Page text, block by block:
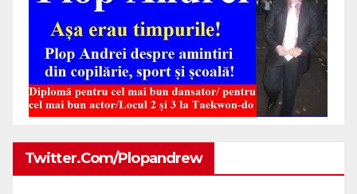
Twitter.com/plopandrew